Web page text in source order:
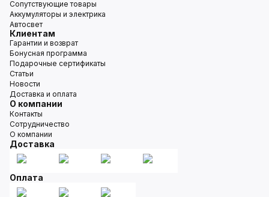
Сопутствующие товары
Аккумуляторы и электрика
Автосвет
Клиентам
Гарантии и возврат
Бонусная программа
Подарочные сертификаты
Статьи
Новости
Доставка и оплата
О компании
Контакты
Сотрудничество
О компании
Доставка
Оплата